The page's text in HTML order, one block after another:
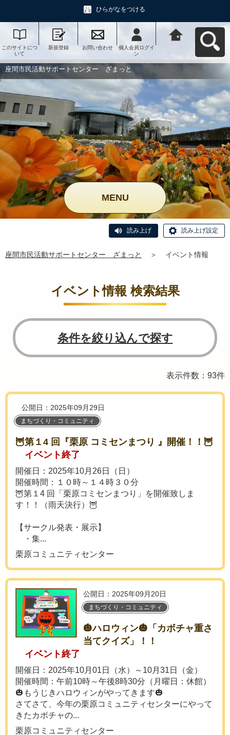
ひらがなをつける
このサイトにつ
いて
新規登録 お問い合わせ
個人会員ログイ
ン
ー ざまっとへ
座間市民活動サポートセンター ざまっと
MENU
読み上げ 読み上げ設定
座間市民活動サポートセンター ざまっと ＞ イベント情報
イベント情報 検索結果
条件を絞り込んで探す
表示件数：93件
公開日：2025年09月29日
まちづくり・コミュニティ
🦉第１4 回『栗原 コミセンまつり 』開催！！🦉
イベント終了
開催日：2025年10月26日（日）
開催時間：１０時～１４時３０分
🦉第１4 回「栗原コミセンまつり」を開催致しま
す！！（雨天決行）🦉
【サークル発表・展示】
・集...
栗原コミュニティセンター
公開日：2025年09月20日
まちづくり・コミュニティ
🎃ハロウィン🎃「カボチャ重さ
当てクイズ」！！
イベント終了
開催日：2025年10月01日（水）～10月31日（金）
開催時間：午前10時～午後8時30分（月曜日：休館）
🎃もうじきハロウィンがやってきます🎃
さてさて、今年の栗原コミュニティセンターにやって
きたカボチャの...
栗原コミュニティセンター